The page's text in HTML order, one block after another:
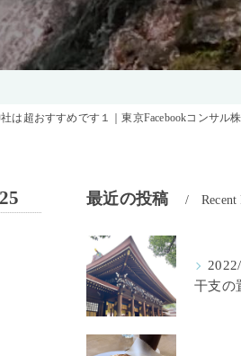
は超おすすめです１｜東京Facebookコンサル
最近の投稿 Recent